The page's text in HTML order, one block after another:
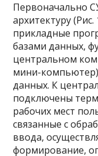
Первоначально
архитектуру
прикладные
базами данных,
центральном
мини-
данных. К
подключены
рабочих мест
связанные с
ввода,
формирование,